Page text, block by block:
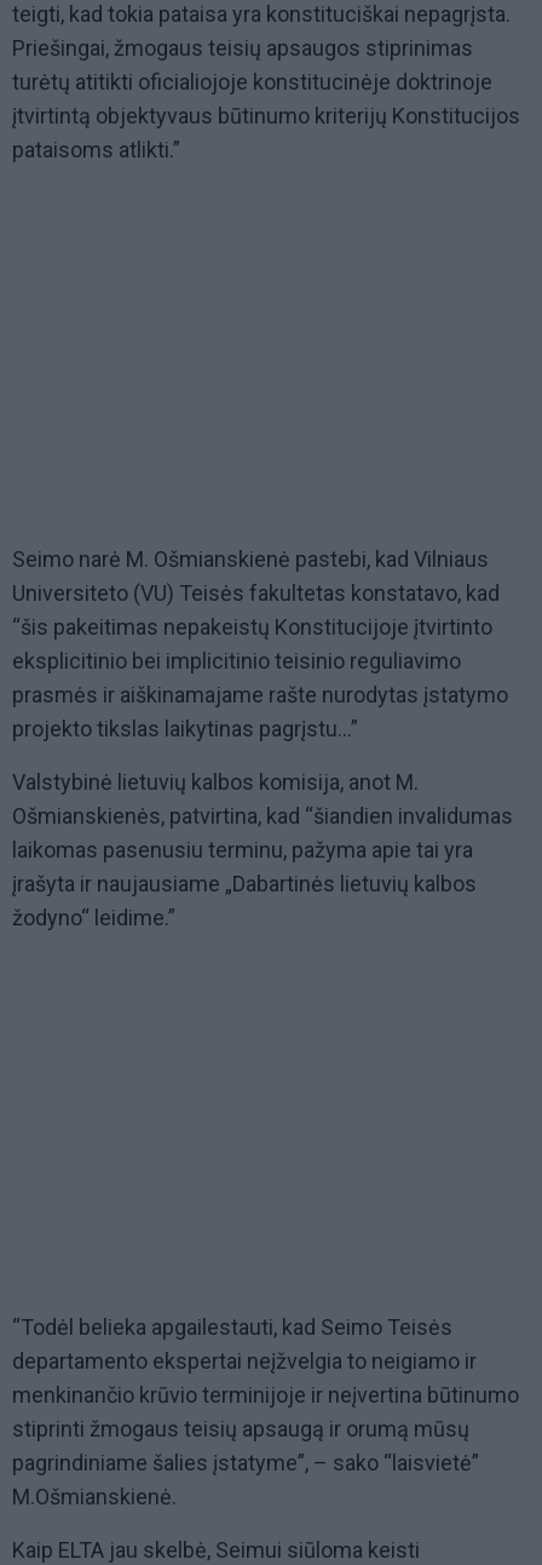
teigti, kad tokia pataisa yra konstituciškai nepagrįsta.
Priešingai, žmogaus teisių apsaugos stiprinimas
turėtų atitikti oficialiojoje konstitucinėje doktrinoje
įtvirtintą objektyvaus būtinumo kriterijų Konstitucijos
pataisoms atlikti.”
Seimo narė M. Ošmianskienė pastebi, kad Vilniaus
Universiteto (VU) Teisės fakultetas konstatavo, kad
“šis pakeitimas nepakeistų Konstitucijoje įtvirtinto
eksplicitinio bei implicitinio teisinio reguliavimo
prasmės ir aiškinamajame rašte nurodytas įstatymo
projekto tikslas laikytinas pagrįstu…”
Valstybinė lietuvių kalbos komisija, anot M.
Ošmianskienės, patvirtina, kad “šiandien invalidumas
laikomas pasenusiu terminu, pažyma apie tai yra
įrašyta ir naujausiame „Dabartinės lietuvių kalbos
žodyno“ leidime.”
“Todėl belieka apgailestauti, kad Seimo Teisės
departamento ekspertai neįžvelgia to neigiamo ir
menkinančio krūvio terminijoje ir neįvertina būtinumo
stiprinti žmogaus teisių apsaugą ir orumą mūsų
pagrindiniame šalies įstatyme”, – sako “laisvietė”
M.Ošmianskienė.
Kaip ELTA jau skelbė, Seimui siūloma keisti